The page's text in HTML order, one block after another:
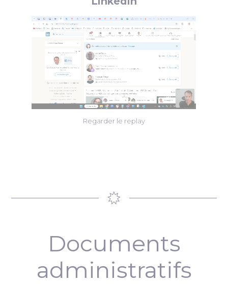
Regarder le replay
Documents
administratifs